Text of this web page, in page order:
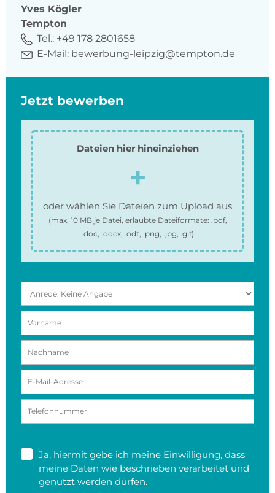
Yves Kögler
Tempton
Tel.: +49 178 2801658
E-Mail: bewerbung-leipzig@tempton.de
Jetzt bewerben
Dateien hier hineinziehen
oder wählen Sie Dateien zum Upload aus
(max. 10 MBje Datei, erlaubte Dateiformate: .pdf,
.doc, .docx, .odt, .png, .jpg, .gif)
Ja, hiermit gebe ich meine Einwilligung, dass
meine Daten wie beschrieben verarbeitet und
genutzt werden dürfen.